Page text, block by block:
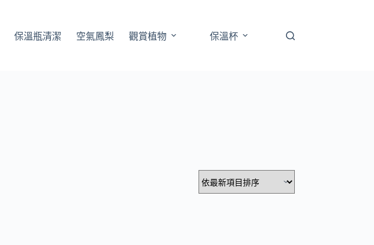
保溫瓶清潔 空氣鳳梨 觀賞植物 保溫杯